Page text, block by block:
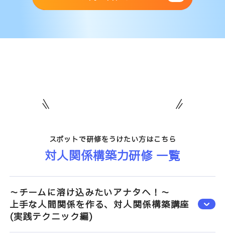
スポットで研修をうけたい方はこちら
対人関係構築力研修 一覧
～チームに溶け込みたいアナタへ！～
上手な人間関係を作る、対人関係構築講座
(実践テクニック編)